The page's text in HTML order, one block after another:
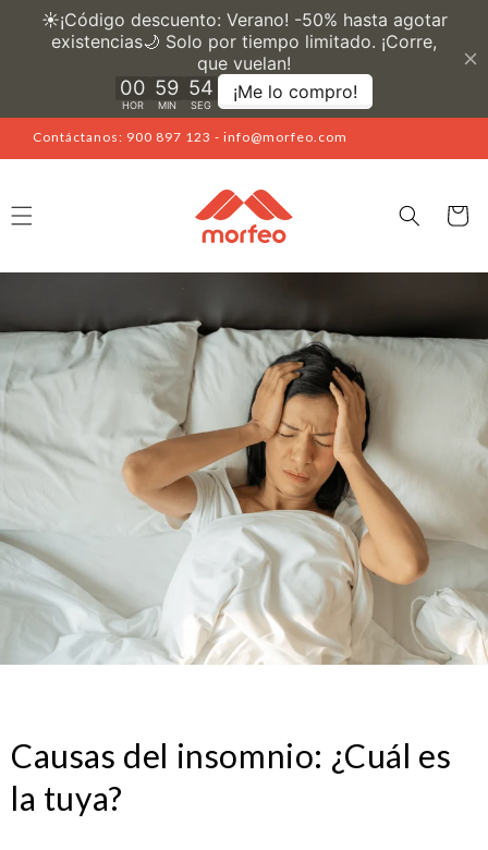
directamente
al contenido
Contáctanos: 900 897 123 - info@morfeo.com
Carrito
Causas del insomnio: ¿Cuál es
la tuya?